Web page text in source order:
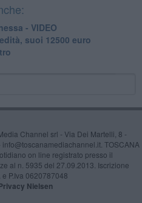
- VIDEO
suoi 12500 euro
Channel srl - Via Dei Martelli, 8 -
info@toscanamediachannel.it. TOSCANA
on line registrato presso il
al n. 5935 del 27.09.2013. Iscrizione
P.Iva 0620787048
Nielsen